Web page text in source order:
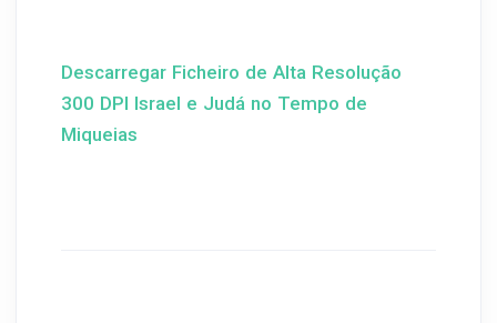
Descarregar Ficheiro de Alta Resolução
300 DPI Israel e Judá no Tempo de
Miqueias